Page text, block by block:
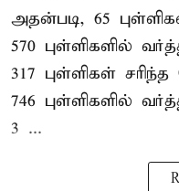
அதன்படி, 65
570 புள்ளிகளில்
317 புள்ளிகள்
746 புள்ளிகளில்
3 ...